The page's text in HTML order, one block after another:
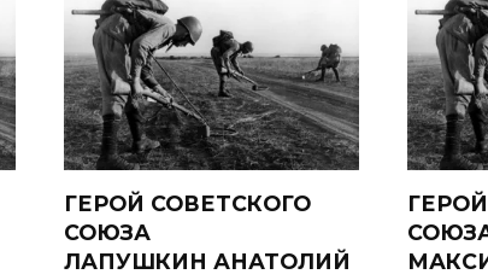
ГЕРОЙ СОВЕТСКОГО
СОЮЗА
ЛАПУШКИН АНАТОЛИЙ